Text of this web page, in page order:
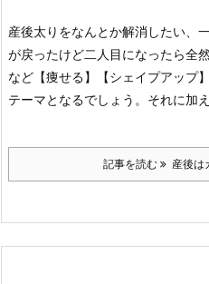
産後太りをなんとか解消したい、
が戻ったけど二人目になったら全
など【痩せる】【シェイプアップ
テーマとなるでしょう。 それに加
記事を読む 産後は